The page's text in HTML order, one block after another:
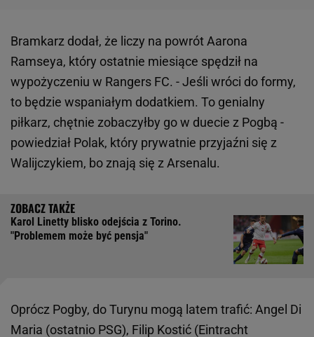
Bramkarz dodał, że liczy na powrót Aarona
Ramseya, który ostatnie miesiące spędził na
wypożyczeniu w Rangers FC. - Jeśli wróci do formy,
to będzie wspaniałym dodatkiem. To genialny
piłkarz, chętnie zobaczyłby go w duecie z Pogbą -
powiedział Polak, który prywatnie przyjaźni się z
Walijczykiem, bo znają się z Arsenalu.
Karol Linetty blisko odejścia z Torino.
"Problemem może być pensja"
Oprócz Pogby, do Turynu mogą latem trafić: Angel Di
Maria (ostatnio PSG), Filip Kostić (Eintracht